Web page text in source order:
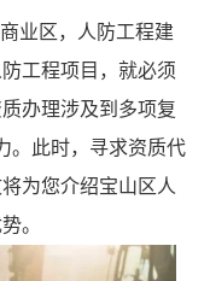
业区，人防工程建
工程项目，就必须
办理涉及到多项复
。此时，寻求资质代
为您介绍宝山区人
。